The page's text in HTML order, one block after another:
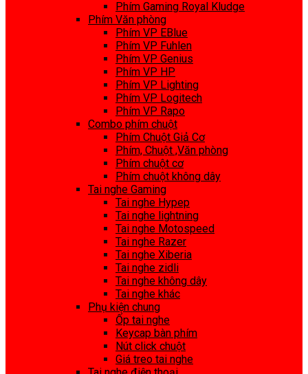
Phím Gaming Royal Kludge
Phím Văn phòng
Phím VP EBlue
Phím VP Fuhlen
Phím VP Genius
Phím VP HP
Phím VP Lighting
Phím VP Logitech
Phím VP Rapo
Combo phím chuột
Phím Chuột Giả Cơ
Phím, Chuột ,Văn phòng
Phím chuột cơ
Phím chuột không dây
Tai nghe Gaming
Tai nghe Hypep
Tai nghe lightning
Tai nghe Motospeed
Tai nghe Razer
Tai nghe Xiberia
Tai nghe zidli
Tai nghe không dây
Tai nghe khác
Phụ kiện chung
Ốp tai nghe
Keycap bàn phím
Nút click chuột
Giá treo tai nghe